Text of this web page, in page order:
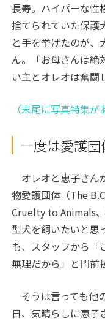
長寿。ハイパーな性
捨てられていた保護
と手を挙げたのが、
ん。「お母さんは絶
い主とオレオは奮闘
（末尾に写真特集が
一度は愛護
オレオと恵子さん
物愛護団体（The
Cruelty to Animals
型犬を飼いたいと思
も、スタッフから「
無理だから」と門前
そうは言っても他
日、気晴らしに恵子